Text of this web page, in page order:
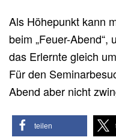
Als Höhepunkt kann
beim „Feuer-
das Erlernte gleich
Für den
Abend aber nicht
teilen